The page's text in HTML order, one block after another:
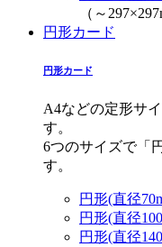
（～
円形カード
円形カード
A4などの定形サ
す。
6つのサイズで「
す。
円形(直径
円形(直径
円形(直径